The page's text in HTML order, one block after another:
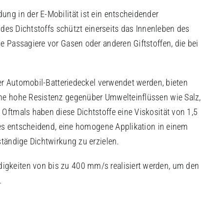
in der E-Mobilität ist ein entscheidender
Dichtstoffs schützt einerseits das Innenleben des
vor Gasen oder anderen Giftstoffen, die bei
Batteriedeckel verwendet werden, bieten
hohe Resistenz gegenüber Umwelteinflüssen wie Salz,
haben diese Dichtstoffe eine Viskosität von 1,5
entscheidend, eine homogene Applikation in einem
Dichtwirkung zu erzielen.
von bis zu 400 mm/s realisiert werden, um den